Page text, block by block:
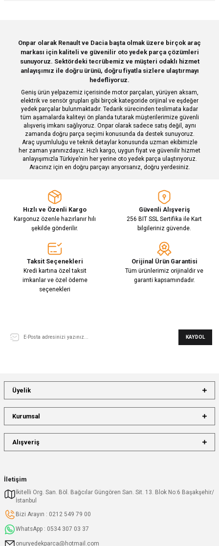
Ürün resmi kalitesiz, bozuk veya görüntülenemiyor.
Ürün açıklamasında eksik bilgiler bulunuyor.
Ürün bilgilerinde hatalar bulunuyor.
Ürün fiyatı diğer sitelerden daha pahalı.
Bu ürüne benzer farklı alternatifler olmalı.
Gönder
Deneyimini Paylaş
Onpar olarak Renault ve Dacia başta olmak üzere birçok araç
markası için kaliteli ve güvenilir oto yedek parça çözümleri
sunuyoruz. Sektördeki tecrübemiz ve müşteri odaklı hizmet
anlayışımız ile doğru ürünü, doğru fiyatla sizlere ulaştırmayı
hedefliyoruz.
Geniş ürün yelpazemiz içerisinde motor parçaları, yürüyen aksam,
elektrik ve sensör grupları gibi birçok kategoride orijinal ve eşdeğer
yedek parçalar bulunmaktadır. Tedarik sürecinden teslimata kadar
tüm aşamalarda kaliteyi ön planda tutarak müşterilerimize güvenli
alışveriş imkanı sağlıyoruz. Onpar olarak sadece satış değil, aynı
zamanda doğru parça seçimi konusunda da destek sunuyoruz.
Araç uyumluluğu ve teknik detaylar konusunda uzman ekibimizle
her zaman yanınızdayız. Hızlı kargo, uygun fiyat ve güvenilir hizmet
anlayışımızla Türkiye’nin her yerine oto yedek parça ulaştırıyoruz.
Aracınız için en doğru parçayı arıyorsanız, doğru yerdesiniz.
Hızlı ve Özenli Kargo
Kargonuz özenle hazırlanır hılı
şekilde gönderilir.
Güvenli Alışveriş
256 BIT SSL Sertifika ile Kart
bilgileriniz güvende.
Taksit Seçenekleri
Kredi kartına özel taksit
imkanlar ve özel ödeme
seçenekleri
Orijinal Ürün Garantisi
Tüm ürünlerimiz orijinaldir ve
garanti kapsamındadır.
KAYDOL
İletişim
İkitelli Org. San. Böl. Bağcılar Güngören San. Sit. 13. Blok No:6 Başakşehir/
İstanbul
Bizi Arayın : 0212 549 79 00
WhatsApp : 0534 307 03 37
onuryedekparca@hotmail.com
Üyelik
Kurumsal
Alışveriş